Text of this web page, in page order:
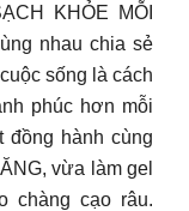
KHỎE MỖI
nhau chia sẻ
sống là cách
phúc hơn mỗi
đồng hành cùng
vừa làm gel
chàng cạo râu.